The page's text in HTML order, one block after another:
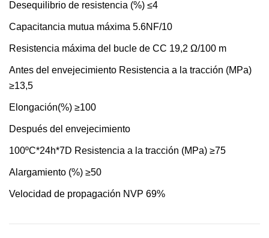
Desequilibrio de resistencia (%) ≤4
Capacitancia mutua máxima 5.6NF/10
Resistencia máxima del bucle de CC 19,2 Ω/100 m
Antes del envejecimiento Resistencia a la tracción (MPa)
≥13,5
Elongación(%) ≥100
Después del envejecimiento
100ºC*24h*7D Resistencia a la tracción (MPa) ≥75
Alargamiento (%) ≥50
Velocidad de propagación NVP 69%